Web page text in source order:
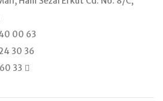
00 63
30 36
33